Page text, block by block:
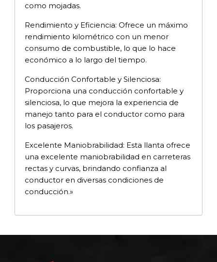
como mojadas.
Rendimiento y Eficiencia: Ofrece un máximo
rendimiento kilométrico con un menor
consumo de combustible, lo que lo hace
económico a lo largo del tiempo.
Conducción Confortable y Silenciosa:
Proporciona una conducción confortable y
silenciosa, lo que mejora la experiencia de
manejo tanto para el conductor como para
los pasajeros.
Excelente Maniobrabilidad: Esta llanta ofrece
una excelente maniobrabilidad en carreteras
rectas y curvas, brindando confianza al
conductor en diversas condiciones de
conducción.»